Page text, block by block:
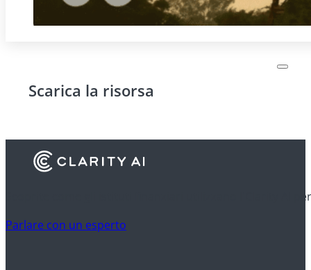
Scarica la risorsa
Scoprite come gli istituti finanziari utilizzano l'Clarity AI
Parlare con un esperto